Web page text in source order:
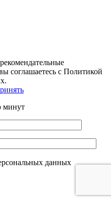
соглашаетесь с Политикой
минут
данных